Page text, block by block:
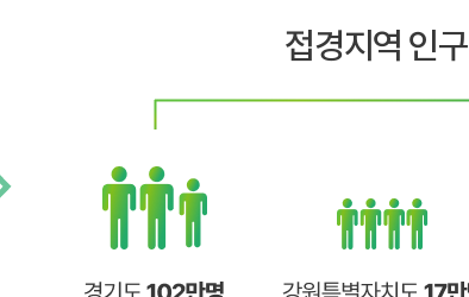
접경지역 인구